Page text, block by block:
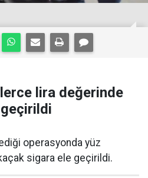
lira değerinde
operasyonda yüz
sigara ele geçirildi.